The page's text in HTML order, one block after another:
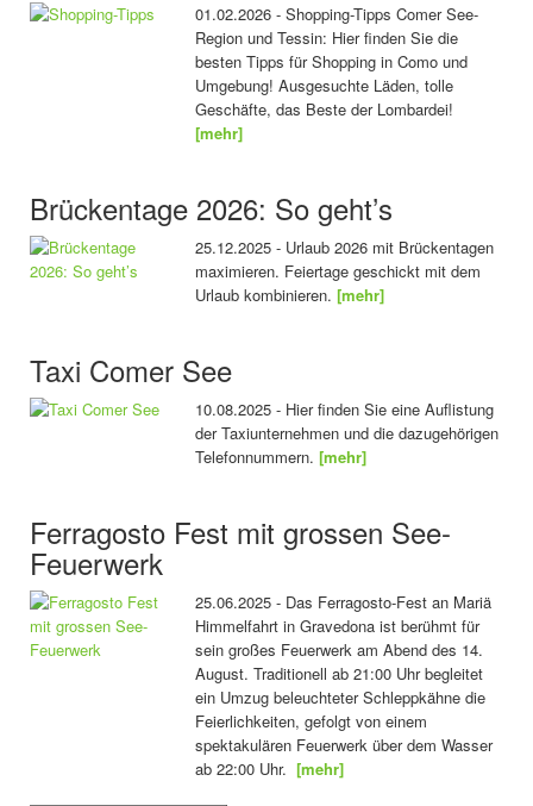
01.02.2026 - Shopping-Tipps Comer See-
Region und Tessin: Hier finden Sie die
besten Tipps für Shopping in Como und
Umgebung! Ausgesuchte Läden, tolle
Geschäfte, das Beste der Lombardei!
[mehr]
Brückentage 2026: So geht’s
25.12.2025 - Urlaub 2026 mit Brückentagen
maximieren. Feiertage geschickt mit dem
Urlaub kombinieren.[mehr]
Taxi Comer See
10.08.2025 - Hier finden Sie eine Auflistung
der Taxiunternehmen und die dazugehörigen
Telefonnummern.[mehr]
Ferragosto Fest mit grossen See-
Feuerwerk
25.06.2025 - Das Ferragosto-Fest an Mariä
Himmelfahrt in Gravedona ist berühmt für
sein großes Feuerwerk am Abend des 14.
August. Traditionell ab 21:00 Uhr begleitet
ein Umzug beleuchteter Schleppkähne die
Feierlichkeiten, gefolgt von einem
spektakulären Feuerwerk über dem Wasser
ab 22:00 Uhr.[mehr]